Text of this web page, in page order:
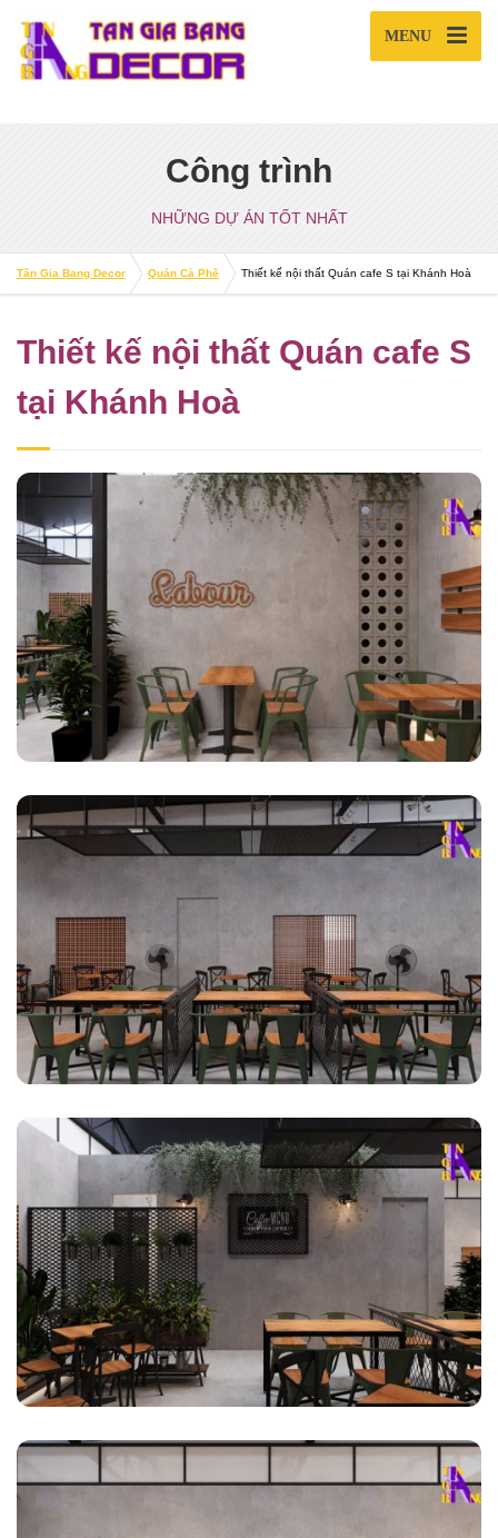
MENU
Công trình
NHỮNG DỰ ÁN TỐT NHẤT
Tân Gia Bang Decor Quán Cà Phê Thiết kế nội thất Quán cafe S tại Khánh Hoà
Thiết kế nội thất Quán cafe S
tại Khánh Hoà